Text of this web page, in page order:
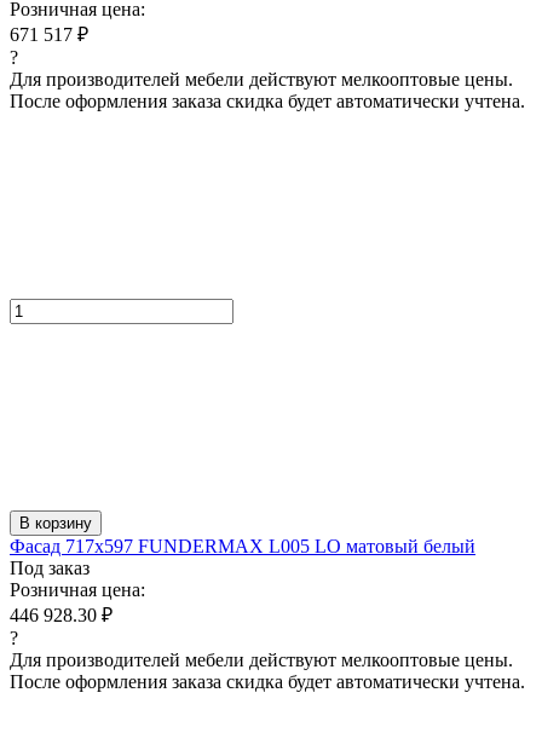
Розничная цена:
671 517 ₽
?
Для производителей мебели действуют мелкооптовые цены.
После оформления заказа скидка будет автоматически учтена.
В корзину
Фасад 717x597 FUNDERMAX L005 LO матовый белый
Под заказ
Розничная цена:
446 928.30 ₽
?
Для производителей мебели действуют мелкооптовые цены.
После оформления заказа скидка будет автоматически учтена.